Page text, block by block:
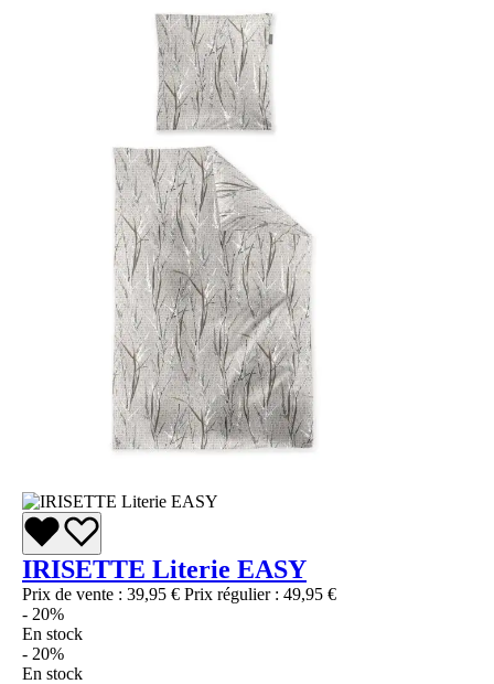
IRISETTE Literie EASY
Prix de vente : 39,95 € Prix régulier : 49,95 €
- 20%
En stock
- 20%
En stock